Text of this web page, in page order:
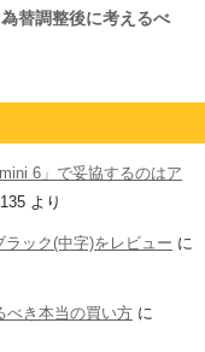
替調整後に考えるべ
6」で妥協するのはア
より
ック(中字)をレビュー に
べき本当の買い方 に